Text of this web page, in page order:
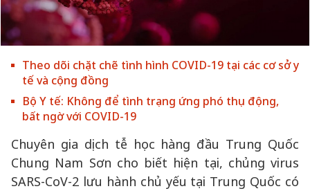
Theo dõi chặt chẽ tình hình COVID-19 tại các cơ sở y
tế và cộng đồng
Bộ Y tế: Không để tình trạng ứng phó thụ động,
bất ngờ với COVID-19
Chuyên gia dịch tễ học hàng đầu Trung Quốc
Chung Nam Sơn cho biết hiện tại, chủng virus
SARS-CoV-2 lưu hành chủ yếu tại Trung Quốc có